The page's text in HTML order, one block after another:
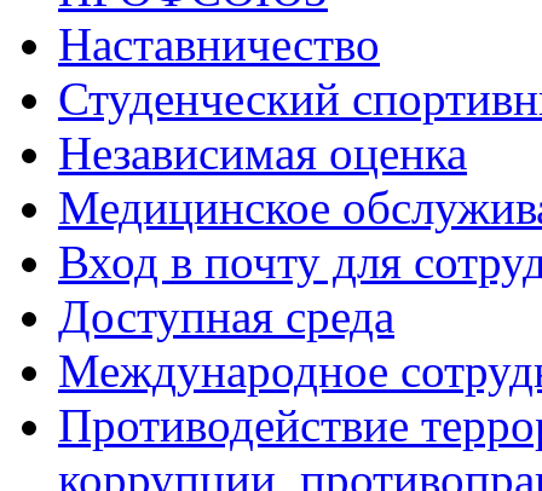
Наставничество
Студенческий
Независимая оценка
Медицинское
Вход в почту для
Доступная среда
Международное
Противодействие
коррупции,